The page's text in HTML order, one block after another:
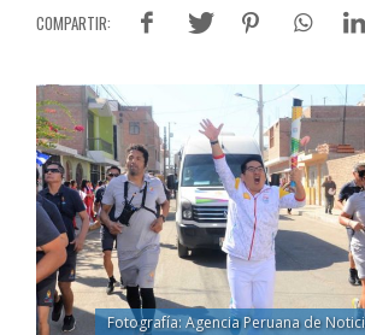
Fotografía: Agencia Peruana de